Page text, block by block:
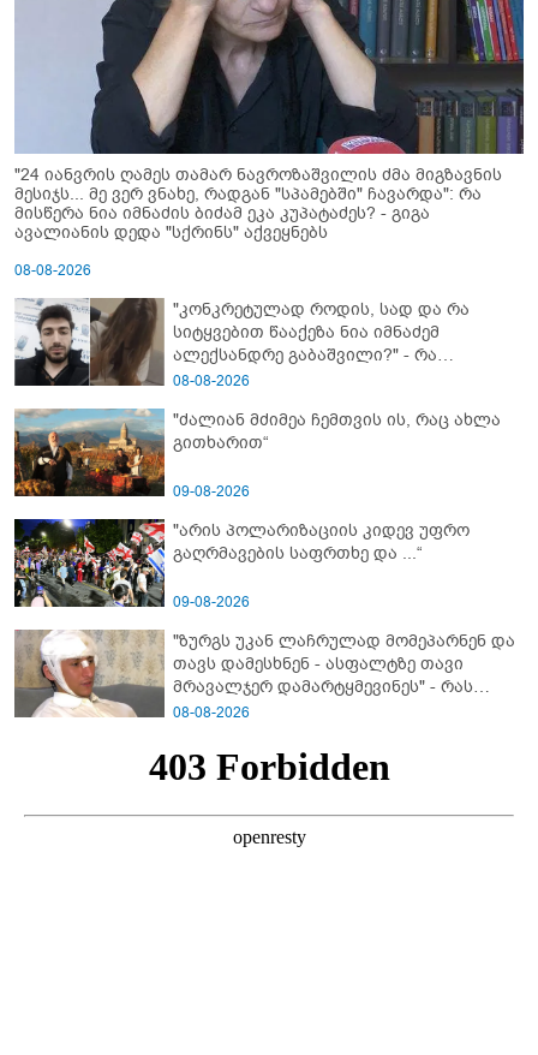
"24 იანვრის ღამეს თამარ ნავროზაშვილის ძმა მიგზავნის
მესიჯს... მე ვერ ვნახე, რადგან "სპამებში" ჩავარდა": რა
მისწერა ნია იმნაძის ბიძამ ეკა კუპატაძეს? - გიგა
ავალიანის დედა "სქრინს" აქვეყნებს
08-08-2026
"კონკრეტულად როდის, სად და რა
სიტყვებით წააქეზა ნია იმნაძემ
ალექსანდრე გაბაშვილი?" - რა
მიმართვას ავრცელებს ნია იმნაძის
08-08-2026
"ძალიან მძიმეა ჩემთვის ის, რაც ახლა
გითხარით“
09-08-2026
"არის პოლარიზაციის კიდევ უფრო
გაღრმავების საფრთხე და ...“
09-08-2026
"ზურგს უკან ლაჩრულად მომეპარნენ და
თავს დამესხნენ - ასფალტზე თავი
მრავალჯერ დამარტყმევინეს" - რას
ჰყვება კურიერი, რომელსაც
გაუსწორდნენ?
08-08-2026